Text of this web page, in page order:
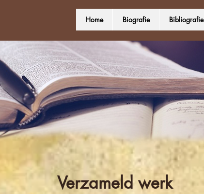
Home Biografie Bibliografie
Verzameld werk